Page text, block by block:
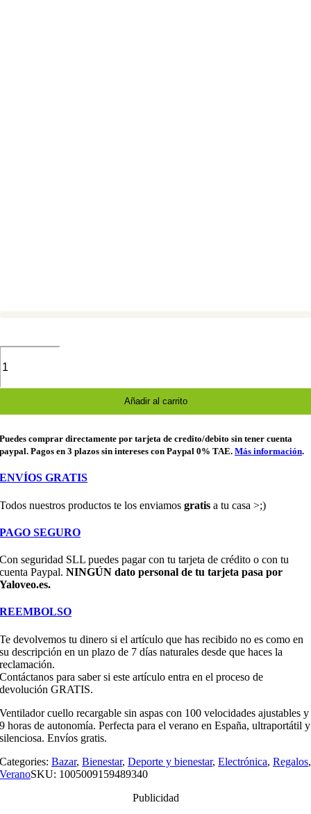
Añadir al carrito
Puedes comprar directamente por tarjeta de credito/debito sin tener cuenta
paypal. Pagos en 3 plazos sin intereses con Paypal 0% TAE.Más información.
ENVÍOS GRATIS
Todos nuestros productos te los enviamosgratis a tu casa >;)
PAGO SEGURO
Con seguridad SLL puedes pagar con tu tarjeta de crédito o con tu
cuenta Paypal.NINGÚN dato personal de tu tarjeta pasa por
Yaloveo.es.
REEMBOLSO
Te devolvemos tu dinero si el artículo que has recibido no es como en
su descripción en un plazo de 7 días naturales desde que haces la
reclamación.
Contáctanos para saber si este artículo entra en el proceso de
devolución GRATIS.
Ventilador cuello recargable sin aspas con 100 velocidades ajustables y
9 horas de autonomía. Perfecta para el verano en España, ultraportátil y
silenciosa. Envíos gratis.
Categories:Bazar,Bienestar,Deporte y bienestar,Electrónica,Regalos,
VeranoSKU: 1005009159489340
Publicidad